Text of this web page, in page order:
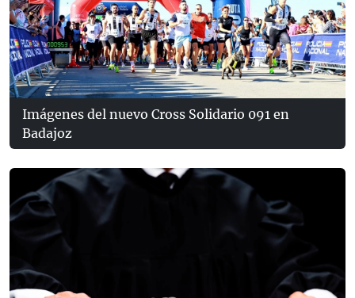
Imágenes del nuevo Cross Solidario 091 en
Badajoz